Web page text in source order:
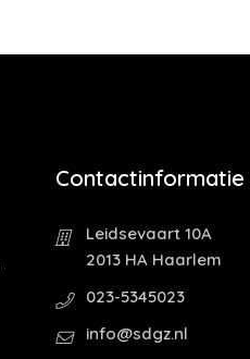
Contactinformatie
Leidsevaart 10A
2013 HA Haarlem
023-5345023
info@sdgz.nl